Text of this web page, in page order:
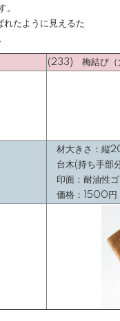
。
れたように見えるた
(233) 梅結び
材大きさ：縦
台木(持ち手部
印面：耐油性
価格：1500円